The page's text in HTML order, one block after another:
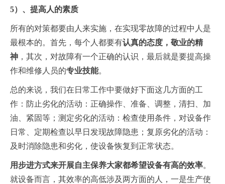
5）、提高人的素质
所有的对策都要由人来实施，在实现零故障的过程中人是
最根本的。首先，每个人都要有认真的态度，敬业的精
神 ，其次，对故障有一个正确的认识，最后就是要提高操
作和维修人员的专业技能。
总的来说，我们在日常工作中要做好下面这几方面的工
作：防止劣化的活动：正确操作、准备、调整，清扫、加
油、紧固等；测定劣化的活动：检查使用条件，对设备作
日常、定期检查以早日发现故障隐患；复原劣化的活动：
及时消除隐患和劣化，使设备恢复到正常状态。
用步进方式来开展自主保养大家都希望设备有高的效率。
就设备而言，其效率的高低涉及两方面的人，一是生产使